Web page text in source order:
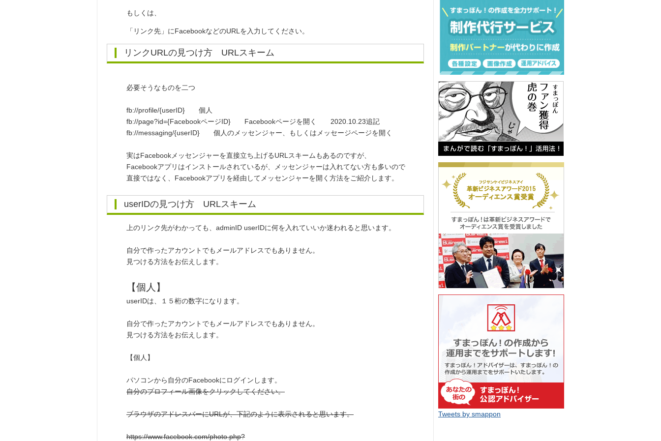
もしくは、
「リンク先」にFacebookなどのURLを入力してください。
リンクURLの見つけ方 URLスキーム
必要そうなものを二つ
fb://profile/{userID} 個人
fb://page?id={FacebookページID} Facebookページを開く 2020.10.23追記
fb://messaging/{userID} 個人のメッセンジャー、もしくはメッセージページを開く
実はFacebookメッセンジャーを直接立ち上げるURLスキームもあるのですが、
Facebookアプリはインストールされているが、メッセンジャーは入れてない方も多いので
直接ではなく、Facebookアプリを経由してメッセンジャーを開く方法をご紹介します。
userIDの見つけ方 URLスキーム
上のリンク先がわかっても、adminID userIDに何を入れていいか迷われると思います。
自分で作ったアカウントでもメールアドレスでもありません。
見つける方法をお伝えします。
【個人】
userIDは、１５桁の数字になります。
自分で作ったアカウントでもメールアドレスでもありません。
見つける方法をお伝えします。
【個人】
パソコンから自分のFacebookにログインします。
自分のプロフィール画像をクリックしてください。
ブラウザのアドレスバーにURLが、下記のように表示されると思います。
https://www.facebook.com/photo.php?
Tweets by smappon